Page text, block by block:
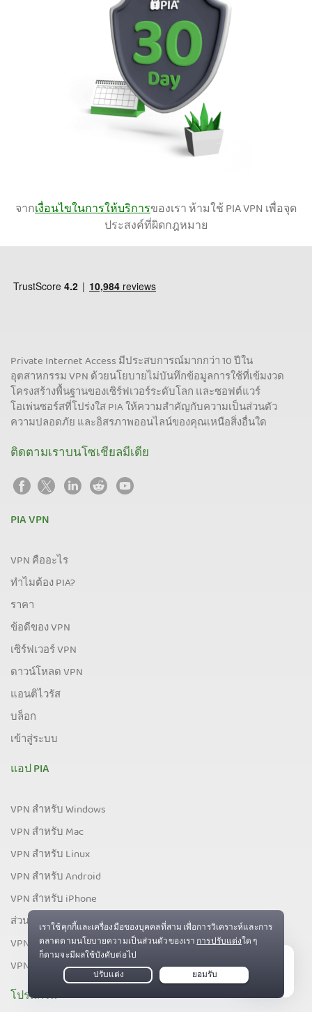
จากเงื่อนไขในการให้บริการของเรา ห้ามใช้ PIA VPN เพื่อจุด
ประสงค์ที่ผิดกฎหมาย
Private Internet Access มีประสบการณ์มากกว่า 10 ปีใน
อุตสาหกรรม VPN ด้วยนโยบายไม่บันทึกข้อมูลการใช้ที่เข้มงวด
โครงสร้างพื้นฐานของเซิร์ฟเวอร์ระดับโลก และซอฟต์แวร์
โอเพ่นซอร์สที่โปร่งใส PIA ให้ความสำคัญกับความเป็นส่วนตัว
ความปลอดภัย และอิสรภาพออนไลน์ของคุณเหนือสิ่งอื่นใด
ติดตามเราบนโซเชียลมีเดีย
PIA VPN
VPN คืออะไร
ทำไมต้อง PIA?
ราคา
ข้อดีของ VPN
เซิร์ฟเวอร์ VPN
ดาวน์โหลด VPN
แอนติไวรัส
บล็อก
เข้าสู่ระบบ
แอป PIA
VPN สำหรับ Windows
VPN สำหรับ Mac
VPN สำหรับ Linux
VPN สำหรับ Android
VPN สำหรับ iPhone
ส่วนขยาย VPN สำหรับ Chrome
VPN สำหรับ Firefox
VPN สมาร์ททีวี
โปรแกรม